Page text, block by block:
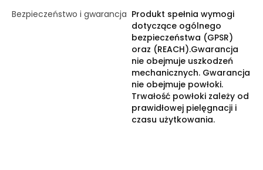
Bezpieczeństwo i gwarancja Produkt spełnia wymogi
dotyczące ogólnego
bezpieczeństwa (GPSR)
oraz (REACH).Gwarancja
nie obejmuje uszkodzeń
mechanicznych. Gwarancja
nie obejmuje powłoki.
Trwałość powłoki zależy od
prawidłowej pielęgnacji i
czasu użytkowania.